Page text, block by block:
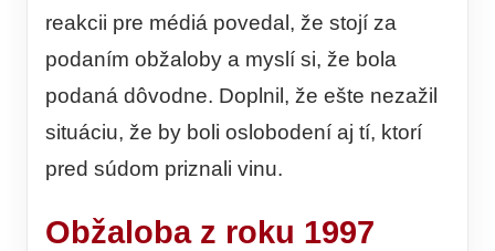
reakcii pre médiá povedal, že stojí za
podaním obžaloby a myslí si, že bola
podaná dôvodne. Doplnil, že ešte nezažil
situáciu, že by boli oslobodení aj tí, ktorí
pred súdom priznali vinu.
Obžaloba z roku 1997